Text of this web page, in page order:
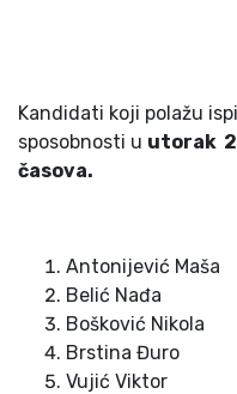
Kandidati koji polažu
sposobnosti u utorak 2
časova.
Antonijević Maša
Belić Nađa
Bošković Nikola
Brstina Đuro
Vujić Viktor